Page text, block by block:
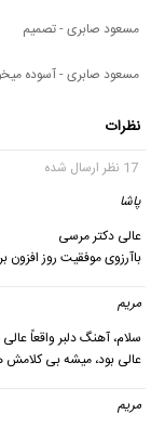
مسعود صابری - تصمیم
مسعود صابری - آسوده
نظرات
17 نظر ارسال شده
پاشا
عالی دکتر مرسی
باآرزوی موفقیت روز افزون
مریم
سلام، آهنگ دلبر واقعاً
عالی بود، میشه بی
مریم